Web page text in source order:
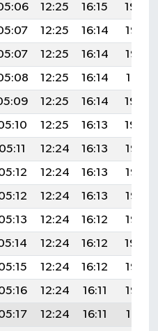
12:25 16:15
19:34
12:25 16:14
19:33
12:25 16:14
19:32
12:25 16:14
19:31
12:25 16:14
19:30
12:25 16:13
19:29
05:11 12:24 16:13
19:28
12:24 16:13
19:27
12:24 16:13
19:26
12:24 16:12
19:25
12:24 16:12
19:24
12:24 16:12
19:23
12:24 16:11
19:22
12:24 16:11
19:21